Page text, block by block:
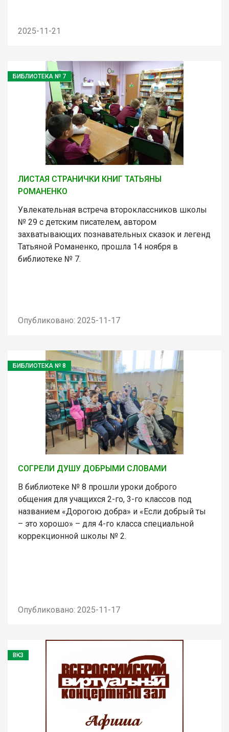
2025-11-21
БИБЛИОТЕКА № 7
ЛИСТАЯ СТРАНИЧКИ КНИГ ТАТЬЯНЫ
РОМАНЕНКО
Увлекательная встреча второклассников школы
№ 29 с детским писателем, автором
захватывающих познавательных сказок и легенд
Татьяной Романенко, прошла 14 ноября в
библиотеке № 7.
Опубликовано: 2025-11-17
БИБЛИОТЕКА № 8
СОГРЕЛИ ДУШУ ДОБРЫМИ СЛОВАМИ
В библиотеке № 8 прошли уроки доброго
общения для учащихся 2-го, 3-го классов под
названием «Дорогою добра» и «Если добрый ты
– это хорошо» – для 4-го класса специальной
коррекционной школы № 2.
Опубликовано: 2025-11-17
ВКЗ